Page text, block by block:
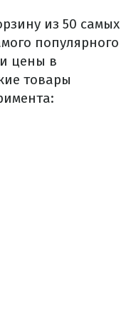
из 50 самых
популярного
цены в
товары